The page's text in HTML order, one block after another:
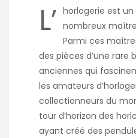
L’ horlogerie est
nombreux
Parmi ces
des pièces d’une rare
anciennes qui
les amateurs
collectionneurs du
tour d’horizon des
ayant créé des